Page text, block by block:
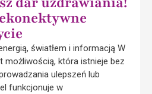
światłem i informacją W
możliwością, która istnieje bez
ulepszeń lub
funkcjonuje w